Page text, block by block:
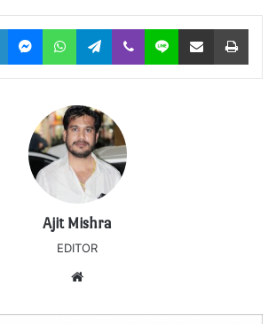
LinkedInMessengerWhatsAppTelegram
Viber Line Share via Email Print
Ajit Mishra
EDITOR